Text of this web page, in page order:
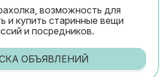
возможность для
и купить старинные вещи
и посредников.
ОБЪЯВЛЕНИЙ